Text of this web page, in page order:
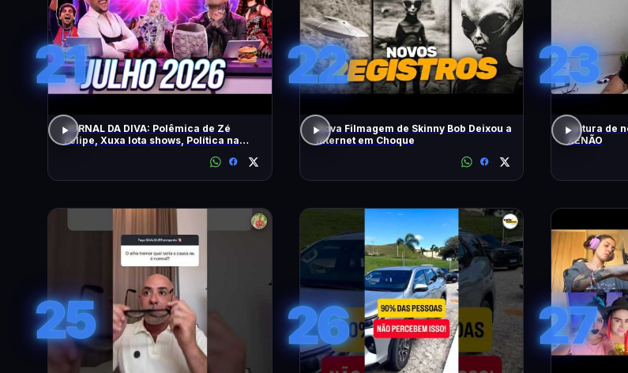
21
JORNAL DA DIVA: Polêmica de Zé
Felipe, Xuxa lota shows, Política na
22
Nova Filmagem de Skinny Bob Deixou a
Internet em Choque
23
Leitura de
XENÃO
25 26 27